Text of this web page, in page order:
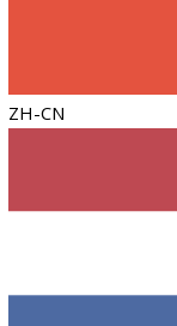
ZH-CN